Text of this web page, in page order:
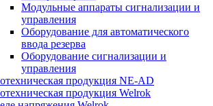
Модульные аппараты сигнализации и
управления
Оборудование для автоматического
ввода резерва
Оборудование сигнализации и
управления
продукция NE-AD
продукция Welrok